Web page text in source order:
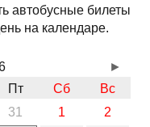
автобусные билеты
на календаре.
Пт Сб
Вс
31 1
2
►